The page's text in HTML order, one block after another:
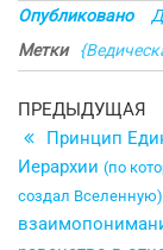
Опубликовано
Метки
Навигация
по
записям
Предыдущая
запись
ПРЕДЫДУЩАЯ
Принцип
Иерархии (по
создал Вселенную)